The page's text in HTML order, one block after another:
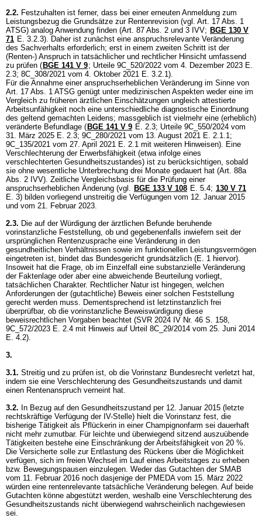
2.2. Festzuhalten ist ferner, dass bei einer erneuten Anmeldung zum
Leistungsbezug die Grundsätze zur Rentenrevision (vgl. Art. 17 Abs. 1
ATSG) analog Anwendung finden (Art. 87 Abs. 2 und 3 IVV; BGE 130 V
71 E. 3.2.3). Daher ist zunächst eine anspruchsrelevante Veränderung
des Sachverhalts erforderlich; erst in einem zweiten Schritt ist der
(Renten-) Anspruch in tatsächlicher und rechtlicher Hinsicht umfassend
zu prüfen ( BGE 141 V 9; Urteile 9C_520/2022 vom 4. Dezember 2023 E.
2.3; 8C_308/2021 vom 4. Oktober 2021 E. 3.2.1).
Für die Annahme einer anspruchserheblichen Veränderung im Sinne von
Art. 17 Abs. 1 ATSG genügt unter medizinischen Aspekten weder eine im
Vergleich zu früheren ärztlichen Einschätzungen ungleich attestierte
Arbeitsunfähigkeit noch eine unterschiedliche diagnostische Einordnung
des geltend gemachten Leidens; massgeblich ist vielmehr eine (erheblich)
veränderte Befundlage ( BGE 141 V 9 E. 2.3; Urteile 9C_550/2024 vom
31. März 2025 E. 2.3; 9C_280/2021 vom 13. August 2021 E. 2.1.1;
9C_135/2021 vom 27. April 2021 E. 2.1 mit weiteren Hinweisen). Eine
Verschlechterung der Erwerbsfähigkeit (etwa infolge eines
verschlechterten Gesundheitszustandes) ist zu berücksichtigen, sobald
sie ohne wesentliche Unterbrechung drei Monate gedauert hat (Art. 88a
Abs. 2 IVV). Zeitliche Vergleichsbasis für die Prüfung einer
anspruchserheblichen Änderung (vgl. BGE 133 V 108 E. 5.4; 130 V 71
E. 3) bilden vorliegend unstreitig die Verfügungen vom 12. Januar 2015
und vom 21. Februar 2023.
2.3. Die auf der Würdigung der ärztlichen Befunde beruhende
vorinstanzliche Feststellung, ob und gegebenenfalls inwiefern seit der
ursprünglichen Rentenzusprache eine Veränderung in den
gesundheitlichen Verhältnissen sowie im funktionellen Leistungsvermögen
eingetreten ist, bindet das Bundesgericht grundsätzlich (E. 1 hiervor).
Insoweit hat die Frage, ob im Einzelfall eine substanzielle Veränderung
der Faktenlage oder aber eine abweichende Beurteilung vorliegt,
tatsächlichen Charakter. Rechtlicher Natur ist hingegen, welchen
Anforderungen der (gutachtliche) Beweis einer solchen Feststellung
gerecht werden muss. Dementsprechend ist letztinstanzlich frei
überprüfbar, ob die vorinstanzliche Beweiswürdigung diese
beweisrechtlichen Vorgaben beachtet (SVR 2024 IV Nr. 46 S. 158,
9C_572/2023 E. 2.4 mit Hinweis auf Urteil 8C_29/2014 vom 25. Juni 2014
E. 4.2).
3.
3.1. Streitig und zu prüfen ist, ob die Vorinstanz Bundesrecht verletzt hat,
indem sie eine Verschlechterung des Gesundheitszustands und damit
einen Rentenanspruch verneint hat.
3.2. In Bezug auf den Gesundheitszustand per 12. Januar 2015 (letzte
rechtskräftige Verfügung der IV-Stelle) hielt die Vorinstanz fest, die
bisherige Tätigkeit als Pflückerin in einer Champignonfarm sei dauerhaft
nicht mehr zumutbar. Für leichte und überwiegend sitzend auszuübende
Tätigkeiten bestehe eine Einschränkung der Arbeitsfähigkeit von 20 %.
Die Versicherte solle zur Entlastung des Rückens über die Möglichkeit
verfügen, sich im freien Wechsel im Lauf eines Arbeitstages zu erheben
bzw. Bewegungspausen einzulegen. Weder das Gutachten der SMAB
vom 11. Februar 2016 noch dasjenige der PMEDA vom 15. März 2022
würden eine rentenrelevante tatsächliche Veränderung belegen. Auf beide
Gutachten könne abgestützt werden, weshalb eine Verschlechterung des
Gesundheitszustands nicht überwiegend wahrscheinlich nachgewiesen
sei.